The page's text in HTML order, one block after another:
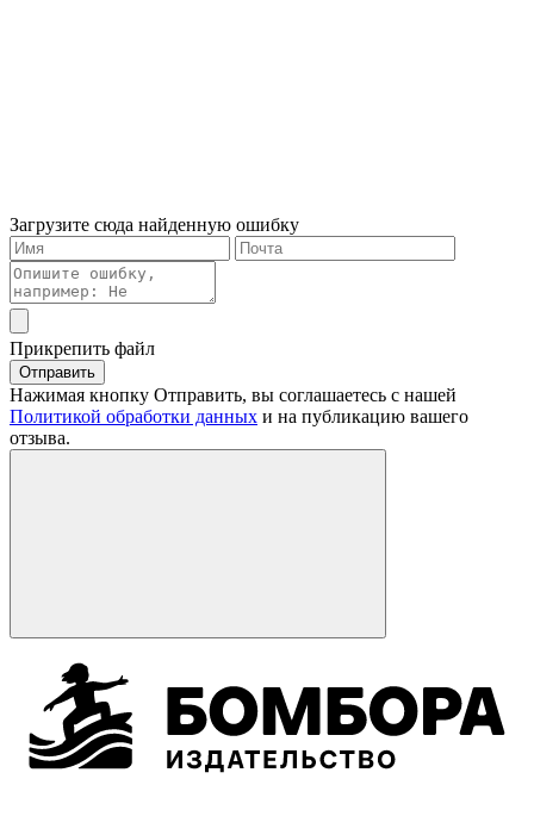
Загрузите сюда найденную ошибку
Прикрепить файл
Отправить
Нажимая кнопку Отправить, вы соглашаетесь с нашей
Политикой обработки данных и на публикацию вашего
отзыва.